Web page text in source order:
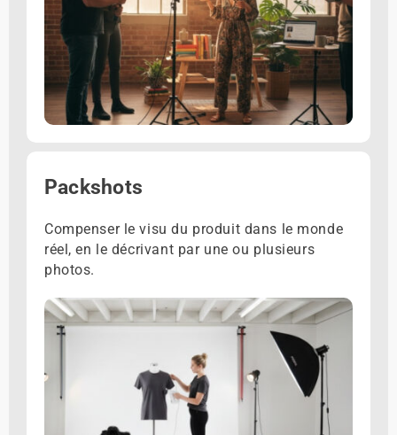
Packshots
Compenser le visu du produit dans le monde
réel, en le décrivant par une ou plusieurs
photos.